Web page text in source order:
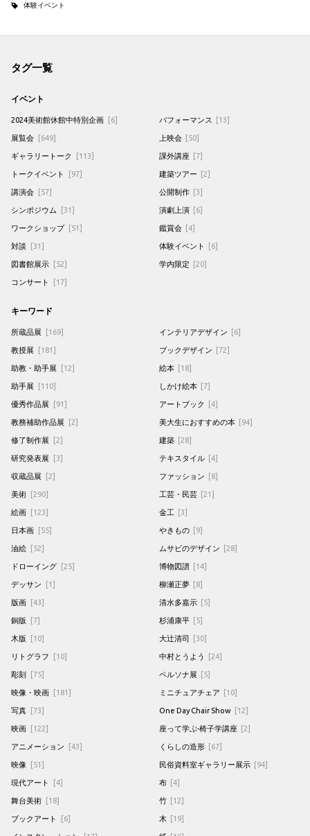
体験イベント
タグ一覧
イベント
2024美術館休館中特別企画 [6]
展覧会 [649]
ギャラリートーク [113]
トークイベント [97]
講演会 [57]
シンポジウム [31]
ワークショップ [51]
対談 [31]
図書館展示 [52]
コンサート [17]
パフォーマンス [13]
上映会 [50]
課外講座 [7]
建築ツアー [2]
公開制作 [3]
演劇上演 [6]
鑑賞会 [4]
体験イベント [6]
学内限定 [20]
キーワード
所蔵品展 [169]
教授展 [181]
助教・助手展 [12]
助手展 [110]
優秀作品展 [91]
教務補助作品展 [2]
修了制作展 [2]
研究発表展 [3]
収蔵品展 [2]
美術 [290]
絵画 [123]
日本画 [55]
油絵 [52]
ドローイング [25]
デッサン [1]
版画 [43]
銅版 [7]
木版 [10]
リトグラフ [10]
彫刻 [75]
映像・映画 [181]
写真 [73]
映画 [122]
アニメーション [43]
映像 [51]
現代アート [4]
舞台美術 [18]
ブックアート [6]
インテリアデザイン [6]
ブックデザイン [72]
絵本 [18]
しかけ絵本 [7]
アートブック [4]
美大生におすすめの本 [94]
建築 [28]
テキスタイル [4]
ファッション [8]
工芸・民芸 [21]
金工 [3]
やきもの [9]
ムサビのデザイン [28]
博物図譜 [14]
柳瀬正夢 [8]
清水多嘉示 [5]
杉浦康平 [5]
大辻清司 [30]
中村とうよう [24]
ペルソナ展 [5]
ミニチュアチェア [10]
One Day Chair Show [12]
座って学ぶ-椅子学講座 [2]
くらしの造形 [67]
民俗資料室ギャラリー展示 [94]
布 [4]
竹 [12]
木 [19]